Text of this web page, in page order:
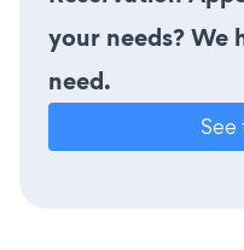
your needs? We
need.